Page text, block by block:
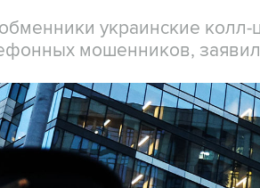
украинские
мошенников,